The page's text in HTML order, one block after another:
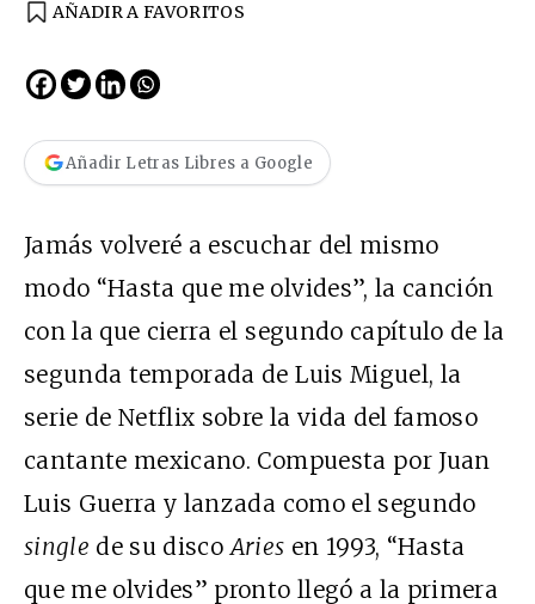
AÑADIR A FAVORITOS
Añadir Letras Libres a Google
Jamás volveré a escuchar del mismo
modo “Hasta que me olvides”, la canción
con la que cierra el segundo capítulo de la
segunda temporada de Luis Miguel, la
serie de Netflix sobre la vida del famoso
cantante mexicano. Compuesta por Juan
Luis Guerra y lanzada como el segundo
single de su discoAries en 1993, “Hasta
que me olvides” pronto llegó a la primera